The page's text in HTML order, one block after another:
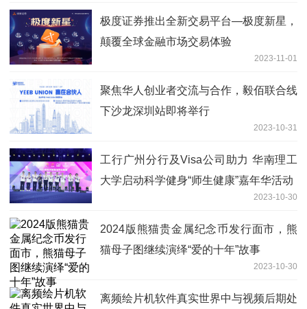
极度证券推出全新交易平台—极度新星，
颠覆全球金融市场交易体验
2023-11-01
聚焦华人创业者交流与合作，毅佰联合线
下沙龙深圳站即将举行
2023-10-31
工行广州分行及Visa公司助力 华南理工
大学启动科学健身“师生健康”嘉年华活动
2023-10-30
2024版熊猫贵金属纪念币发行面市，熊
猫母子图继续演绎“爱的十年”故事
2023-10-30
离频绘片机软件真实世界中与视频后期处